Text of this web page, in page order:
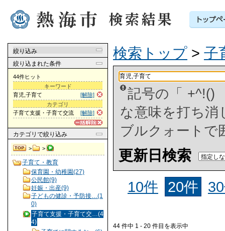
絞り込み
絞り込まれた条件
44件ヒット
キーワード
[解除]
育児,子育て
カテゴリ
[解除]
子育て支援・子育て交流
カテゴリ で絞り込み
> >
子育て・教育
保育園・幼稚園(27)
公民館(9)
妊娠・出産(9)
子どもの健診・予防接…(1
0)
子育て支援・子育て交…(4
4)
検索トップ > 子
記号の「 +^!()
な意味を打ち
ブルクォートで
更新日検索
10件
20件
44 件中 1 - 20 件目を表示中